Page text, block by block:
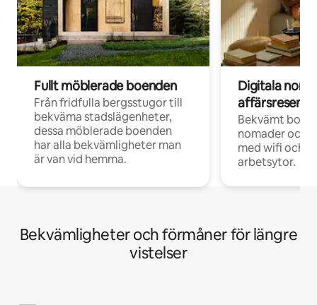
Fullt möblerade boenden
Från fridfulla bergsstugor till
bekväma stadslägenheter,
dessa möblerade boenden
har alla bekvämligheter man
är van vid hemma.
Digitala
Bekvämt
nomader och
med wifi och
arbetsytor.
Bekvämligheter och förmåner för längre
vistelser